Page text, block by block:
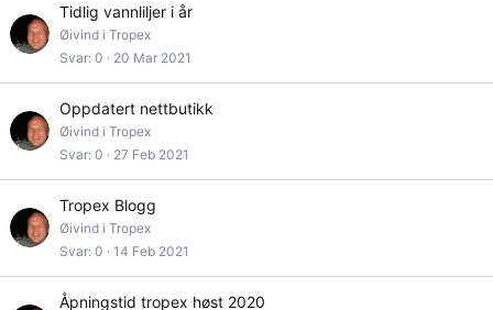
Tidlig vannliljer i år
Øivind i Tropex
Svar 0 20 Mar 2021
Oppdatert nettbutikk
Øivind i Tropex
Svar 0 27 Feb 2021
Tropex Blogg
Øivind i Tropex
Svar 0 14 Feb 2021
Åpningstid tropex høst 2020